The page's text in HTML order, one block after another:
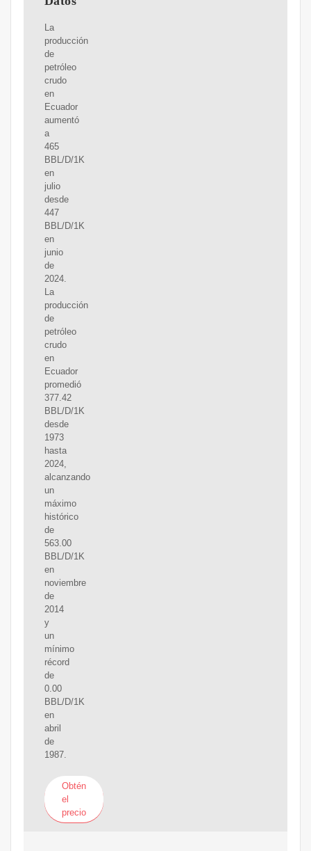
La
producción
de
petróleo
crudo
en
Ecuador
aumentó
a
465
BBL/D/1K
en
julio
desde
447
BBL/D/1K
en
junio
de
2024.
La
producción
de
petróleo
crudo
en
Ecuador
promedió
377.42
BBL/D/1K
desde
1973
hasta
2024,
alcanzando
un
máximo
histórico
de
563.00
BBL/D/1K
en
noviembre
de
2014
y
un
mínimo
récord
de
0.00
BBL/D/1K
en
abril
de
1987.
Obtén
el
precio